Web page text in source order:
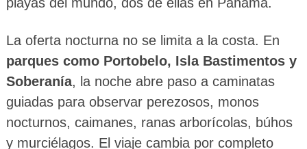
La oferta nocturna no se limita a la costa. En
parques como Portobelo, Isla Bastimentos y
Soberanía, la noche abre paso a caminatas
guiadas para observar perezosos, monos
nocturnos, caimanes, ranas arborícolas, búhos
y murciélagos. El viaje cambia por completo